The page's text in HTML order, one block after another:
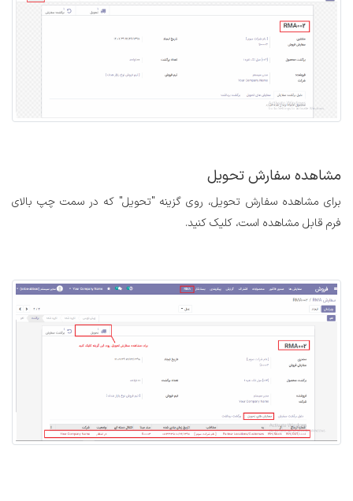
مشاهده سفارش تحویل
برای مشاهده سفارش تحویل، روی گزینه "تحویل" که در سمت چپ بالای
فرم قابل مشاهده است، کلیک کنید.